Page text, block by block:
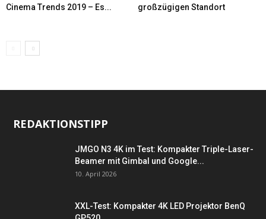
Cinema Trends 2019 – Es...
großzügigen Standort
REDAKTIONSTIPP
JMGO N3 4K im Test: Kompakter Triple-Laser-
Beamer mit Gimbal und Google...
10. April 2026
XXL-Test: Kompakter 4K LED Projektor BenQ